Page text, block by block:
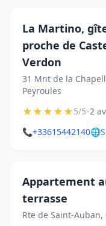
La Martino,
proche de
Verdon
31 Mnt de la
Peyroules
★★★★★5/5•2
📞+33615442140🌐
Appartement
terrasse
Rte de Saint-Auban,